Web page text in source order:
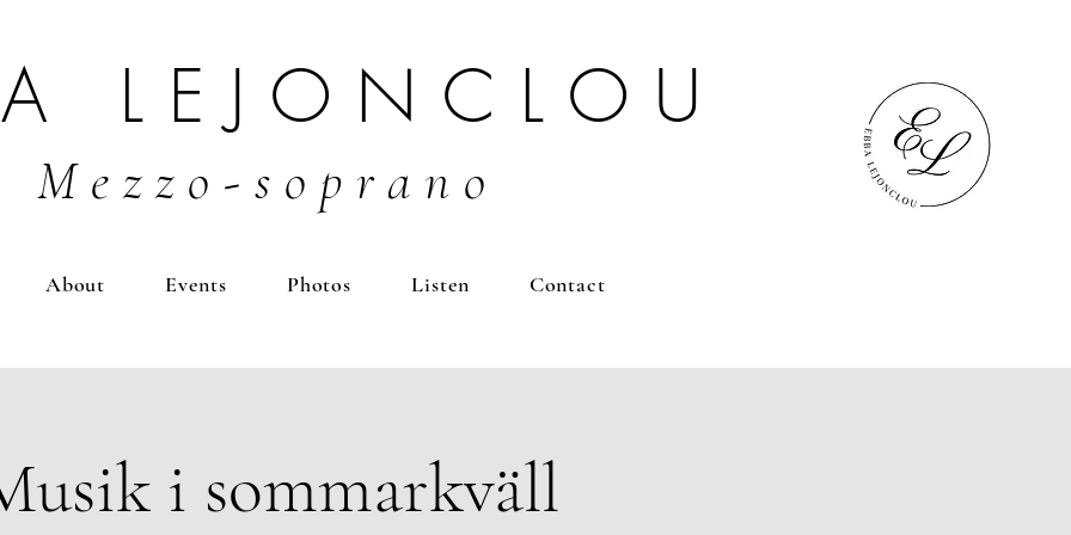
LEJONCLOU
Mezzo-soprano
About Events Photos Listen Contact
i sommarkväll